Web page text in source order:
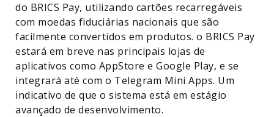
do BRICS Pay, utilizando cartões recarregáveis
com moedas fiduciárias nacionais que são
facilmente convertidos em produtos. o BRICS Pay
estará em breve nas principais lojas de
aplicativos como AppStore e Google Play, e se
integrará até com o Telegram Mini Apps. Um
indicativo de que o sistema está em estágio
avançado de desenvolvimento.